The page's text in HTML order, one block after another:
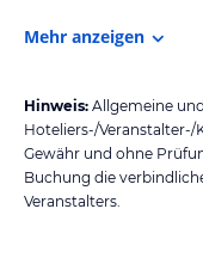
Mehr anzeigen
Hinweis: Allgemeine
Hoteliers-/
Gewähr und ohne
Buchung die
Veranstalters.